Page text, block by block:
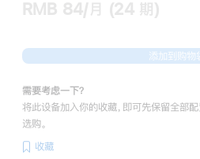
RMB 84/月 (24 期)
添加到购物
需要考虑一下？
将此设备加入你的收藏，即可先保留全部
选购。
收藏